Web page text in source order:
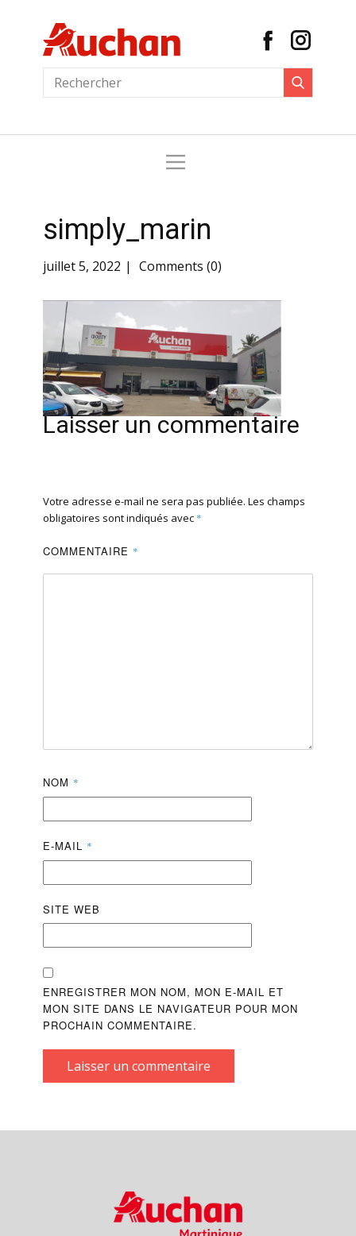
simply_marin
juillet 5, 2022 Comments (0)
Laisser un commentaire
Votre adresse e-mail ne sera pas publiée. Les champs
obligatoires sont indiqués avec *
COMMENTAIRE *
NOM *
E-MAIL *
SITE WEB
ENREGISTRER MON NOM, MON E-MAIL ET
MON SITE DANS LE NAVIGATEUR POUR MON
PROCHAIN COMMENTAIRE.
Laisser un commentaire